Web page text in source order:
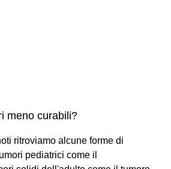
meno curabili?
ritroviamo alcune forme di
pediatrici come il